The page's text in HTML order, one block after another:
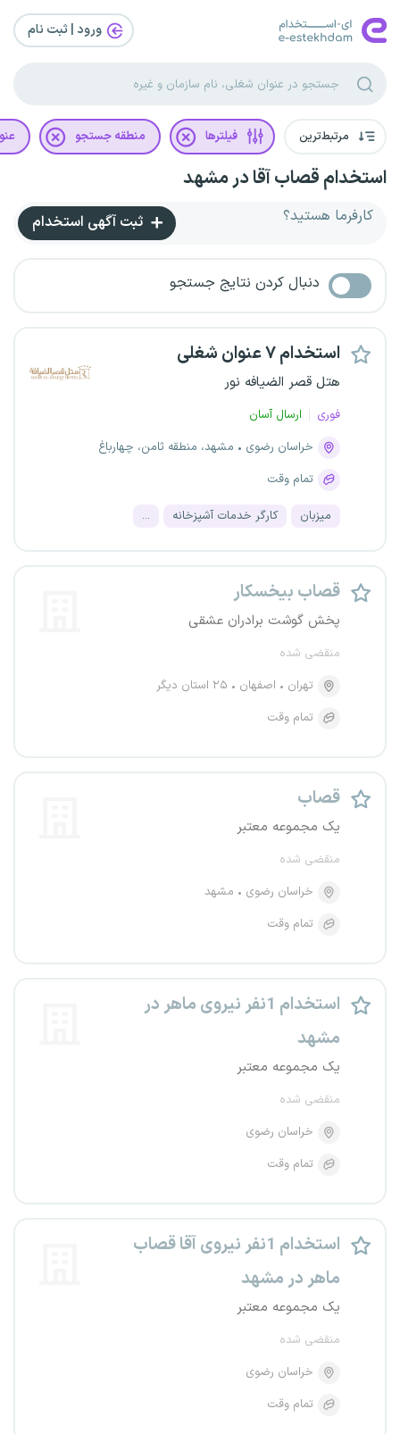
ورود | ثبت‌ نام
مرتبط‌ترین فیلترها منطقه جستجو
استخدام قصاب آقا در مشهد
کارفرما هستید؟ ثبت آگهی استخدام
دنبال کردن نتایج جستجو
استخدام ۷ عنوان شغلی
هتل قصر الضیافه نور
فوری
ارسال آسان
خراسان رضوی
مشهد، منطقه ثامن، چهارباغ
تمام وقت
میزبان کارگر خدمات آشپزخانه ...
قصاب بیخسکار
پخش گوشت برادران عشقی
منقضی شده
تهران
اصفهان
۲۵ استان دیگر
تمام وقت
قصاب
یک مجموعه معتبر
منقضی شده
خراسان رضوی
مشهد
تمام وقت
استخدام 1نفر نیروی ماهر در
مشهد
یک مجموعه معتبر
منقضی شده
خراسان رضوی
تمام وقت
استخدام 1نفر نیروی آقا قصاب
ماهر در مشهد
یک مجموعه معتبر
منقضی شده
خراسان رضوی
تمام وقت